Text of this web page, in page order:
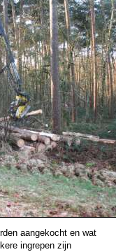
aangekocht en wat
ingrepen zijn